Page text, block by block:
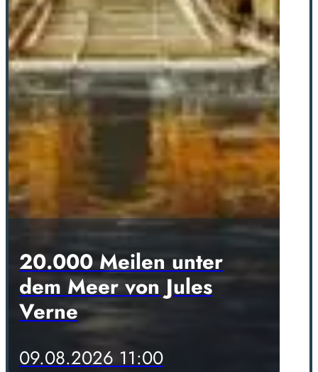
20.000 Meilen unter
dem Meer von Jules
Verne
09.08.2026 11:00